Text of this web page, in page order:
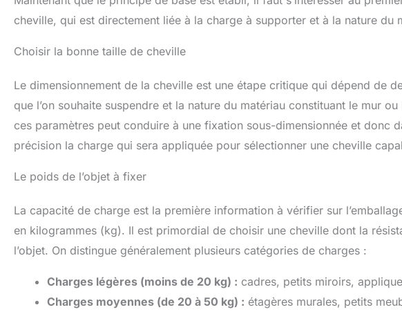
précisément quand la
posée Les ergots anti-
trou lors de l'installation
vue d'ensemble en un
coup d'œil.
cheville, qui est directement liée à la charge à supporter et à la nature du
Choisir la bonne taille de cheville
Le dimensionnement de la cheville est une étape critique qui dépend de
que l’on souhaite suspendre et la nature du matériau constituant le mur
ces paramètres peut conduire à une fixation sous-dimensionnée et donc
précision la charge qui sera appliquée pour sélectionner une cheville
Le poids de l’objet à fixer
La capacité de charge est la première information à vérifier sur
en kilogrammes (kg). Il est primordial de choisir une cheville dont la
l’objet. On distingue généralement plusieurs catégories de charges :
Charges légères (moins de 20 kg) : cadres, petits miroirs,
Charges moyennes (de 20 à 50 kg) : étagères murales, petits